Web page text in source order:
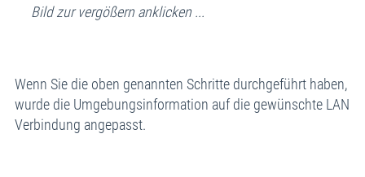
Bild zur vergößern anklicken ...
Wenn Sie die oben genannten Schritte durchgeführt haben,
wurde die Umgebungsinformation auf die gewünschte LAN
Verbindung angepasst.